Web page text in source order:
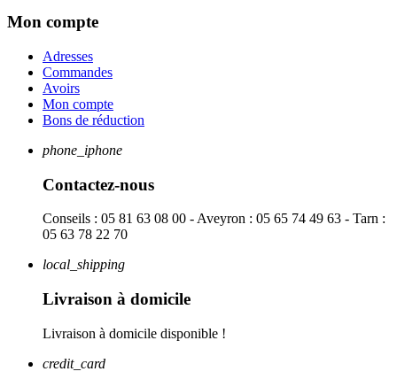
Mon compte
Adresses
Commandes
Avoirs
Mon compte
Bons de réduction
phone_iphone
Contactez-nous
Conseils : 05 81 63 08 00 - Aveyron : 05 65 74 49 63 - Tarn :
05 63 78 22 70
local_shipping
Livraison à domicile
Livraison à domicile disponible !
credit_card